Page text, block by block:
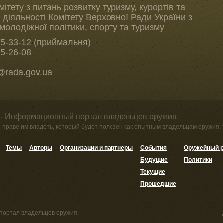
з питань розвитку туризму, курортів та
діяльності Комітету Верховної Ради України з
політики, спорту та туризму
33-12 (приймальня)
26-08
Информационный портал владельцев оружия.
им владеть, который будет полезен как опытным владельцам
Темы Авторы Организации и партнеры
События
Будущие
Текущие
Прошедшие
Оружейный
Политики
владельцев оружия.